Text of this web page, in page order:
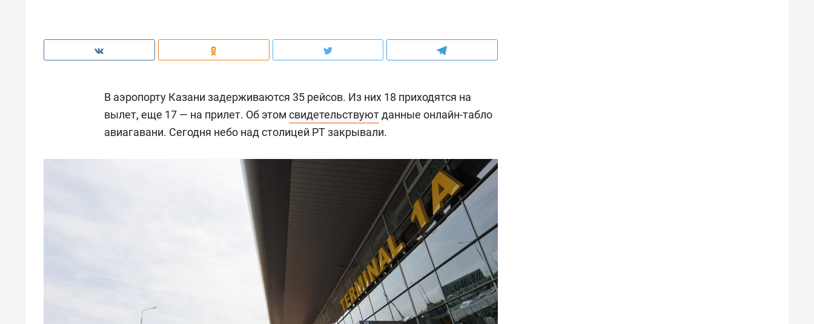
В аэропорту Казани задерживаются 35 рейсов. Из них 18 приходятся на
вылет, еще 17 — на прилет. Об этом свидетельствуютданные онлайн-табло
авиагавани. Сегодня небо над столицей РТ закрывали.